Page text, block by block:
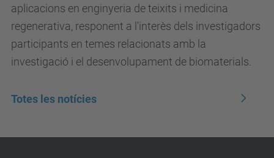
aplicacions en enginyeria de teixits i medicina
regenerativa, responent a l'interès dels investigadors
participants en temes relacionats amb la
investigació i el desenvolupament de biomaterials.
Totes les notícies